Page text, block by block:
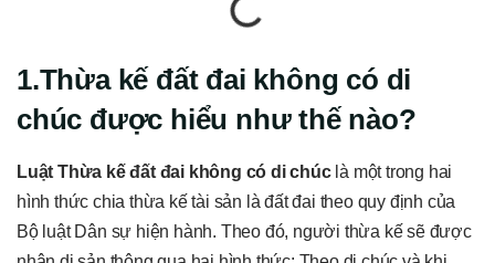
1.Thừa kế đất đai không có di
chúc được hiểu như thế nào?
Luật Thừa kế đất đai không có di chúclà một trong hai
hình thức chia thừa kế tài sản là đất đai theo quy định của
Bộ luật Dân sự hiện hành. Theo đó, người thừa kế sẽ được